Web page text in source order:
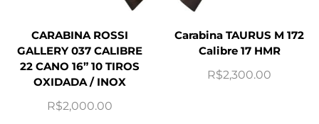
CARABINA ROSSI
GALLERY 037 CALIBRE
22 CANO 16” 10 TIROS
OXIDADA / INOX
R$2,000.00
Carabina TAURUS M 172
Calibre 17 HMR
R$2,300.00